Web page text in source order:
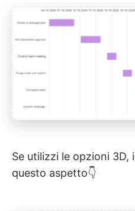
Se utilizzi le opzioni 3D,
questo aspetto👇